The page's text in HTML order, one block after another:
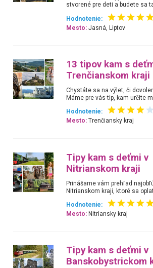
stvorené pre deti a budete sa
Hodnotenie:
Mesto: Jasná, Liptov
13 tipov kam s
Trenčianskom kraji
Chystáte sa na výlet, či
Máme pre vás tip, kam určite
Hodnotenie:
Mesto: Trenčiansky kraj
Tipy kam s deťmi v
Nitrianskom kraji
Prinášame vám prehľad
Nitrianskom kraji, ktoré sa
Hodnotenie:
Mesto: Nitriansky kraj
Tipy kam s deťmi v
Banskobystrickom